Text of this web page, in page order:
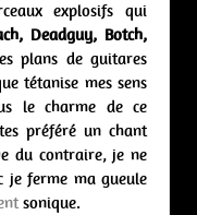
explosifs qui
Deadguy, Botch,
plans de guitares
tétanise mes sens
le charme de ce
préféré un chant
du contraire, je ne
je ferme ma gueule
sonique.